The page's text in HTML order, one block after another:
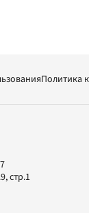
Политика
стр.1